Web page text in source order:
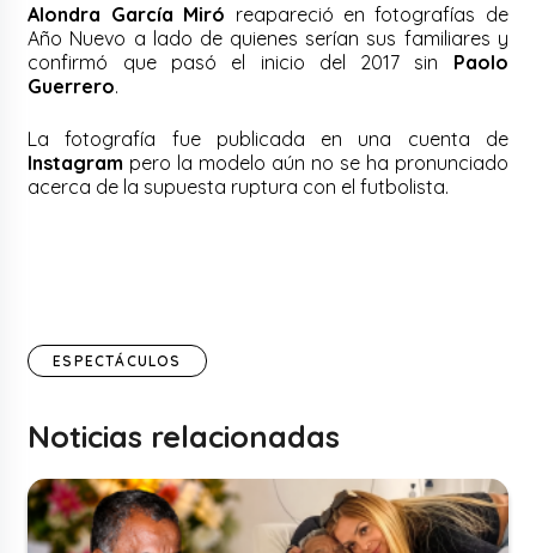
Alondra García Miró reapareció en fotografías de
Año Nuevo a lado de quienes serían sus familiares y
confirmó que pasó el inicio del 2017 sin Paolo
Guerrero.
La fotografía fue publicada en una cuenta de
Instagram pero la modelo aún no se ha pronunciado
acerca de la supuesta ruptura con el futbolista.
ESPECTÁCULOS
Noticias relacionadas